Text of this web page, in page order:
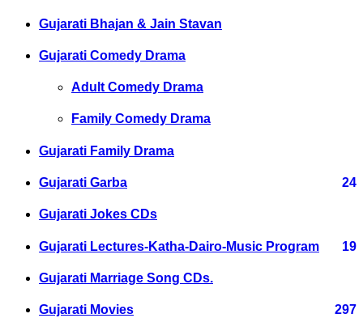
Gujarati Bhajan & Jain Stavan
Gujarati Comedy Drama
Adult Comedy Drama
Family Comedy Drama
Gujarati Family Drama
Gujarati Garba 24
Gujarati Jokes CDs
Gujarati Lectures-Katha-Dairo-Music Program 19
Gujarati Marriage Song CDs.
Gujarati Movies 297